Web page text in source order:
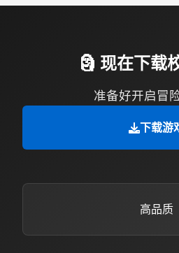
🗿 现在下载
准备好开启冒
下载游
高品质